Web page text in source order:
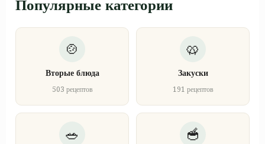
Популярные категории
Вторые блюда
503 рецептов
Закуски
191 рецептов